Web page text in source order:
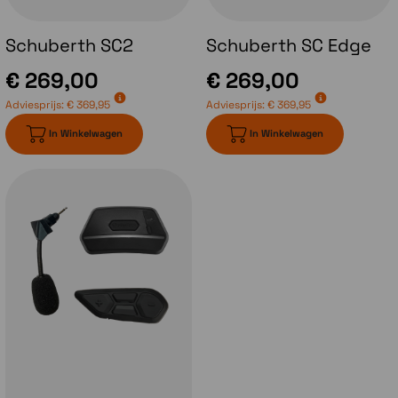
weer dichtzitten. Bij de Schuberth C5 blijft je
vizier echter in dezelfde stand staan als voor
het openen van de kinbak.
Communicatiesysteem
heeft Schuberth ook een nieuw
communicatiesysteem geïntroduceerd.
Schuberth SC2 systeem
bestaat uit de module zelf welk achterop de
helm gemonteerd wordt en daar aangesloten
op de antennes en de headset. Aan de zijkant
Schuberth SC2
€ 269,00
Adviesprijs:€ 369,95
In Winkelwagen
Schuberth SC Edge
€ 269,00
Adviesprijs:€ 369,95
In Winkelwagen